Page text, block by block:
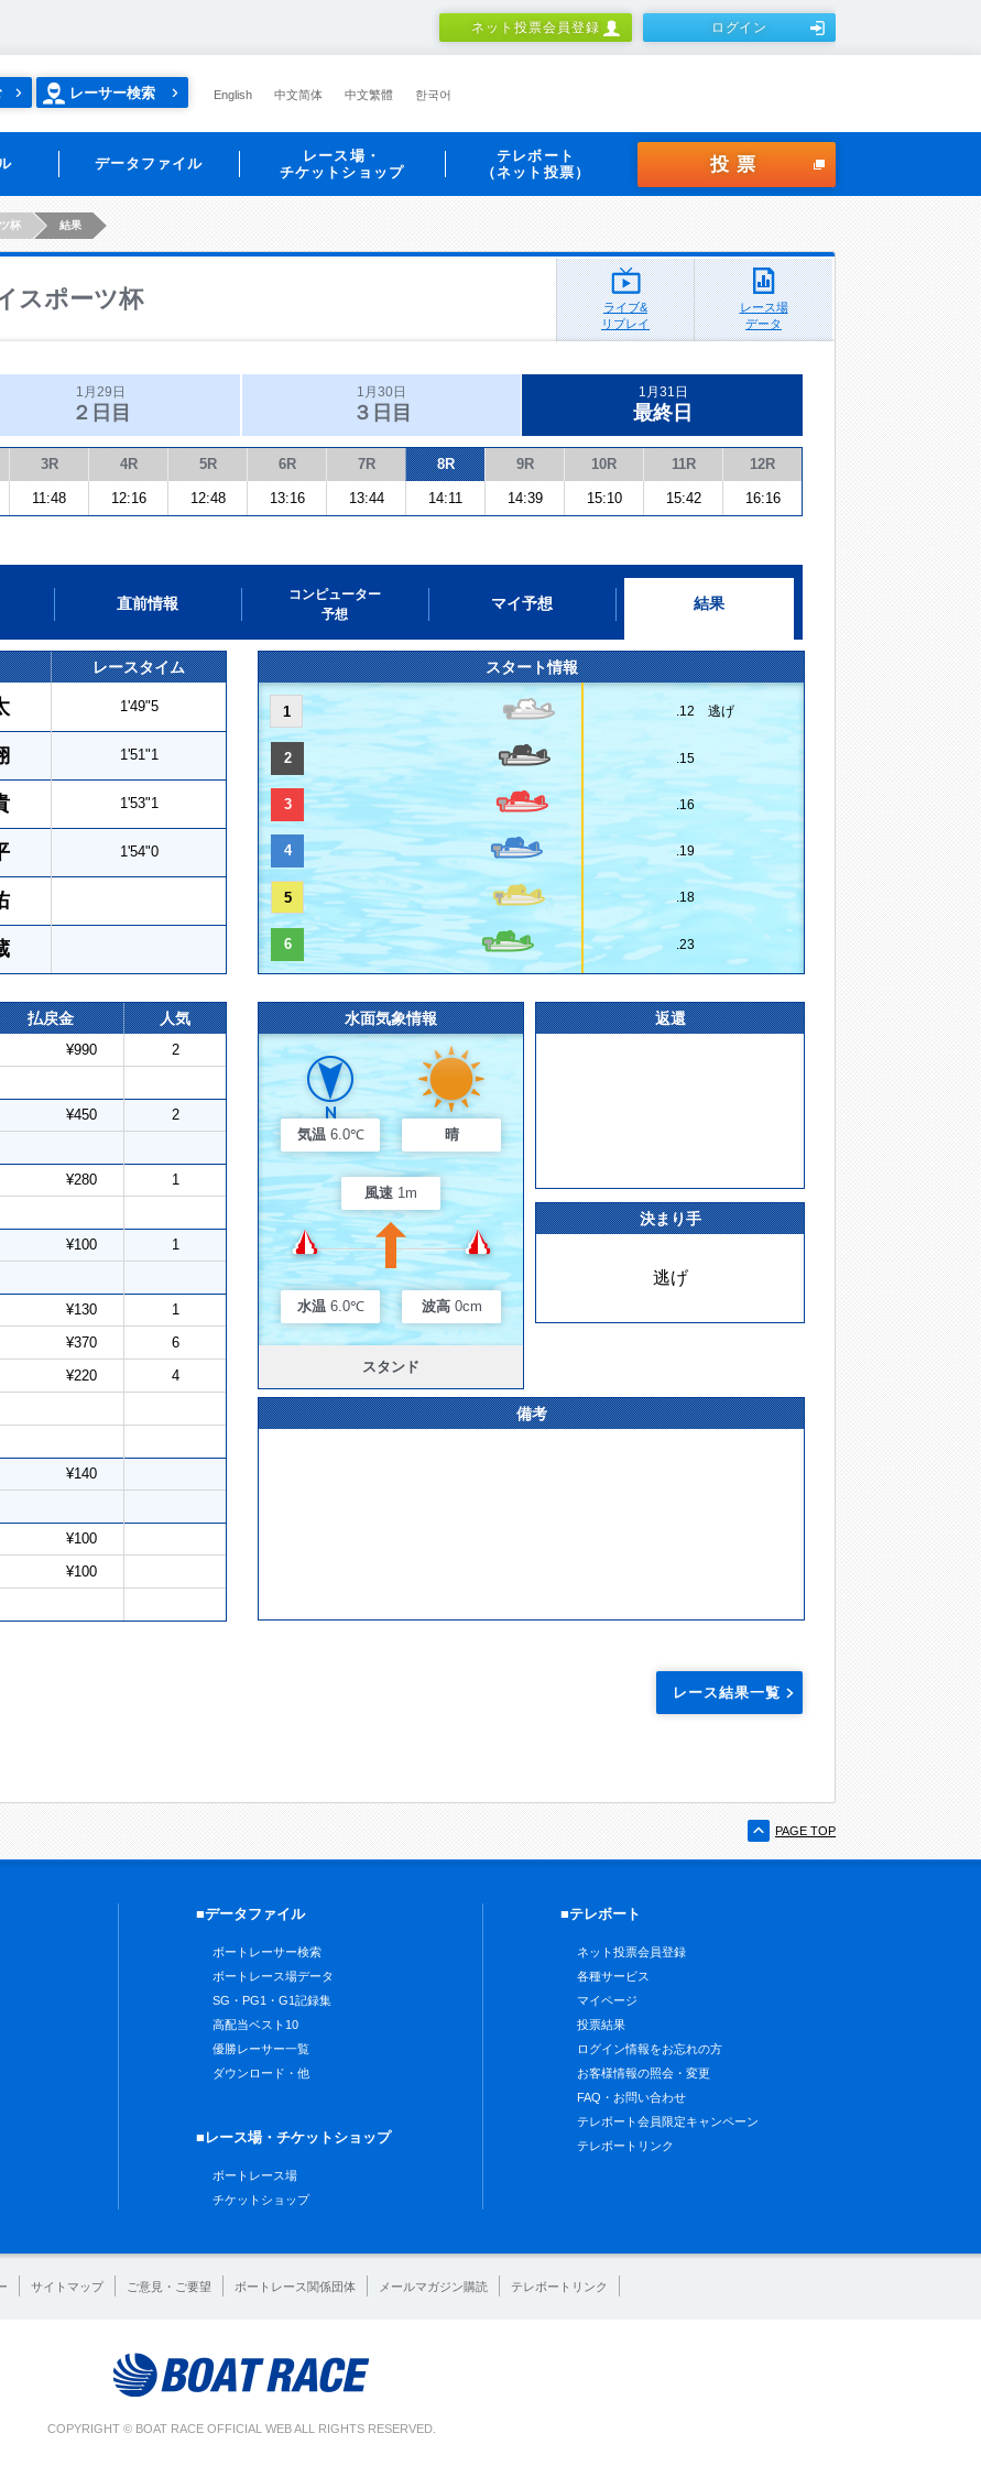
ネット投票会員登録 ログイン
レーサー検索 English 中文简体 中文繁體 한국어
データファイル
レース場・
チケットショップ
テレボート
（ネット投票）
投票
杯 結果
スポーツ杯
ライブ&
リプレイ
レース場
データ
1月29日
２日目
1月30日
３日目
1月31日
最終日
3R 4R 5R 6R 7R 8R 9R 10R 11R 12R
11:48 12:16 12:48 13:16 13:44 14:11 14:39 15:10 15:42 16:16
直前情報
コンピューター
予想
マイ予想 結果
レースタイム
1'49"5
1'51"1
1'53"1
1'54"0
スタート情報
1 .12 逃げ
2 .15
3 .16
4 .19
5 .18
6 .23
払戻金 人気
¥990 2
¥450 2
¥280 1
¥100 1
¥130 1
¥370 6
¥220 4
¥140
¥100
¥100
水面気象情報
気温 6.0℃ 晴
風速 1m
水温 6.0℃ 波高 0cm
スタンド
返還
決まり手
逃げ
備考
レース結果一覧
PAGE TOP
■データファイル
ボートレーサー検索
ボートレース場データ
SG・PG1・G1記録集
高配当ベスト10
優勝レーサー一覧
ダウンロード・他
■レース場・チケットショップ
ボートレース場
チケットショップ
■テレボート
ネット投票会員登録
各種サービス
マイページ
投票結果
ログイン情報をお忘れの方
お客様情報の照会・変更
FAQ・お問い合わせ
テレボート会員限定キャンペーン
テレボートリンク
サイトマップ ご意見・ご要望 ボートレース関係団体 メールマガジン購読 テレボートリンク
COPYRIGHT © BOAT RACE OFFICIAL WEB ALL RIGHTS RESERVED.